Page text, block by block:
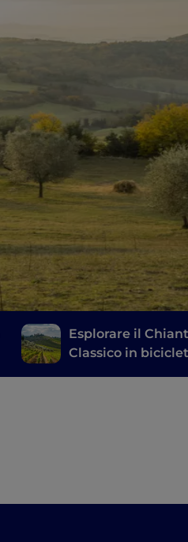
Esplorare il
Classico in